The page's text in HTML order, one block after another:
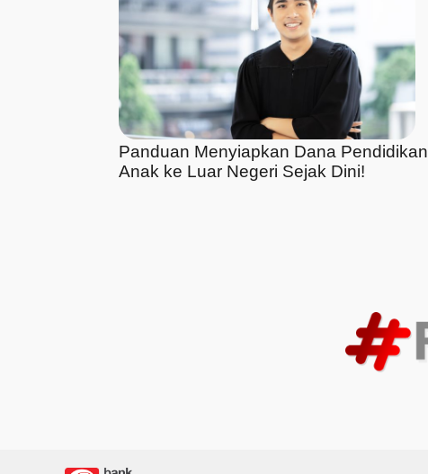
Panduan Menyiapkan Dana Pendidikan
Anak ke Luar Negeri Sejak Dini!